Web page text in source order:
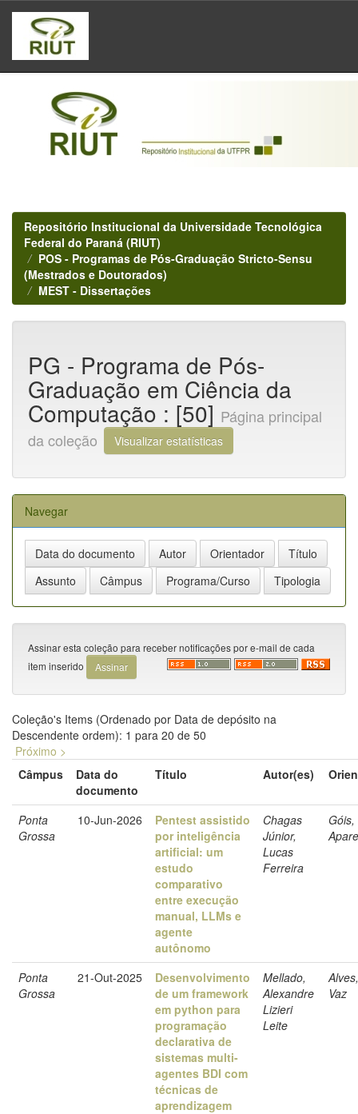
Skip
navigation
Repositório Institucional da Universidade Tecnológica
Federal do Paraná (RIUT)
POS - Programas de Pós-Graduação Stricto-Sensu
(Mestrados e Doutorados)
MEST - Dissertações
PG - Programa de Pós-
Graduação em Ciência da
Computação : [50] Página principal
da coleção
Visualizar estatísticas
Navegar
Assinar esta coleção para receber notificações por e-mail de cada
item inserido
Coleção's Items (Ordenado por Data de depósito na
Descendente ordem): 1 para 20 de 50
Próximo >
Câmpus
Data do
documento
Título Autor(es)
Ponta
Grossa
10-Jun-2026
Pentest assistido
por inteligência
artificial: um
estudo
comparativo
entre execução
manual, LLMs e
agente
autônomo
Chagas
Júnior,
Lucas
Ferreira
Ponta
Grossa
21-Out-2025
Desenvolvimento
de um framework
em python para
programação
declarativa de
sistemas multi-
agentes BDI com
técnicas de
aprendizagem
Mellado,
Alexandre
Lizieri
Leite
Vaz